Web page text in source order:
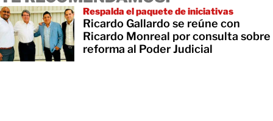
Respalda el paquete de iniciativas
Ricardo Gallardo se reúne con
Ricardo Monreal por consulta sobre
reforma al Poder Judicial